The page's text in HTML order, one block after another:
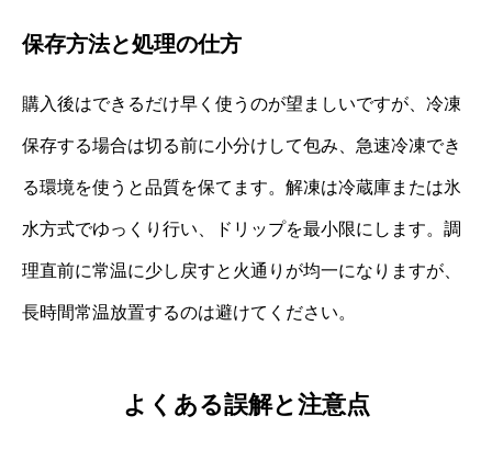
保存方法と処理の仕方
購入後はできるだけ早く使うのが望ましいですが、冷凍
保存する場合は切る前に小分けして包み、急速冷凍でき
る環境を使うと品質を保てます。解凍は冷蔵庫または氷
水方式でゆっくり行い、ドリップを最小限にします。調
理直前に常温に少し戻すと火通りが均一になりますが、
長時間常温放置するのは避けてください。
よくある誤解と注意点